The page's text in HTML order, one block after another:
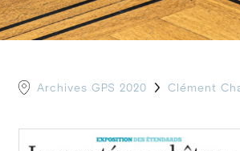
Archives GPS 2020 Clément